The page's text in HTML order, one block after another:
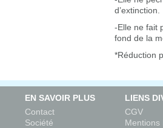
d’extinction.
-Elle ne fait
fond de la
*Réduction
EN SAVOIR PLUS
Contact
Société
LIENS
CGV
Mentions